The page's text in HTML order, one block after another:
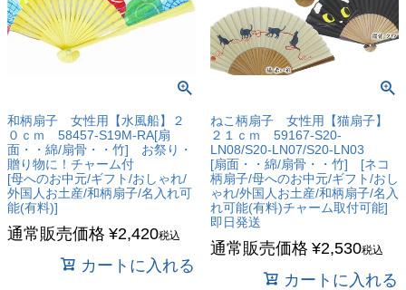
和柄扇子 女性用【水風船】２
０ｃｍ 58457-S19M-RA[扇
面・・綿/扇骨・・竹] お祭り・
贈り物に！チャーム付
[母へのお中元/ギフト/おしゃれ/
外国人お土産/和柄扇子/名入れ可
能(有料)]
通常販売価格 ¥2,420税込
カートに入れる
ねこ柄扇子 女性用【猫扇子】
２１ｃｍ 59167-S20-
LN08/S20-LN07/S20-LN03
[扇面・・綿/扇骨・・竹] [ネコ
柄扇子/母へのお中元/ギフト/おし
ゃれ/外国人お土産/和柄扇子/名入
れ可能(有料)チャーム取付可能]
即日発送
通常販売価格 ¥2,530税込
カートに入れる